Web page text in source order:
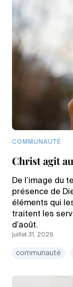
COMMUNAUTÉ
Christ agit
De l’image du
présence de
éléments qui
traitent les
d’août.
juillet 31, 2026
communauté